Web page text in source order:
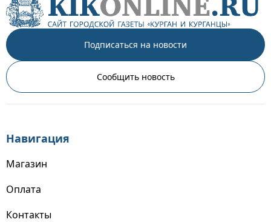
Подписаться на новости
Сообщить новость
Навигация
Магазин
Оплата
Контакты